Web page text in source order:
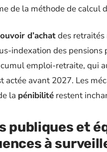
de la méthode de calcul
d’achatdes
indexation des
emploi-retraite, qui
actée avant 2027. Les
la pénibilité restent
publiques et
à